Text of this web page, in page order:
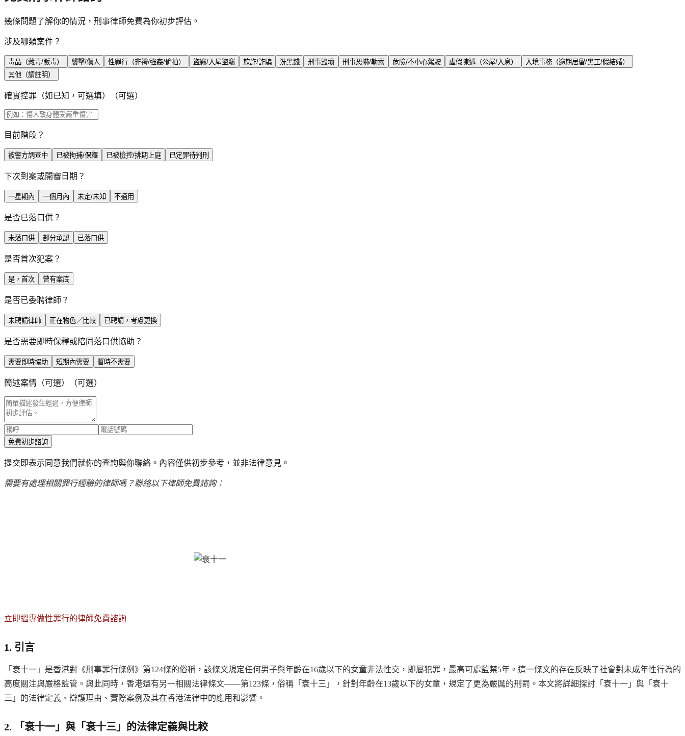
幾條問題了解你的情況，刑事律師免費為你初步評估。
涉及哪類案件？
毒品（藏毒/販毒） 襲擊/傷人 性罪行（非禮/強姦/偷拍） 盜竊/入屋盜竊 欺詐/詐騙 洗黑錢 刑事毀壞 刑事恐嚇/勒索 危險/不小心駕駛 虛假陳述（公屋/入息）
入境事務（逾期居留/黑工/假結婚）
其他（請註明）
確實控罪（如已知，可選填） （可選）
目前階段？
被警方調查中 已被拘捕/保釋 已被檢控/排期上庭 已定罪待判刑
下次到案或開審日期？
一星期內 一個月內 未定/未知 不適用
是否已落口供？
未落口供 部分承認 已落口供
是否首次犯案？
是，首次 曾有案底
是否已委聘律師？
未聘請律師 正在物色／比較 已聘請，考慮更換
是否需要即時保釋或陪同落口供協助？
需要即時協助 短期內需要 暫時不需要
簡述案情（可選） （可選）
免費初步諮詢
提交即表示同意我們就你的查詢與你聯絡。內容僅供初步參考，並非法律意見。
需要有處理相關罪行經驗的律師嗎？聯絡以下律師免費諮詢：
立即搵專做性罪行的律師免費諮詢
1. 引言
「衰十一」是香港對《刑事罪行條例》第124條的俗稱，該條文規定任何男子與年齡在16歲以下的女童非法性交，即屬犯罪，最高可處監禁5年。這一條文的存在反映了社會對未成年性行為的
高度關注與嚴格監管。與此同時，香港還有另一相關法律條文——第123條，俗稱「衰十三」，針對年齡在13歲以下的女童，規定了更為嚴厲的刑罰。本文將詳細探討「衰十一」與「衰十
三」的法律定義、辯護理由、實際案例及其在香港法律中的應用和影響。
2. 「衰十一」與「衰十三」的法律定義與比較